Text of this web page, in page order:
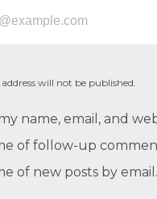
will not be published.
name, email, and
of follow-up
of new posts by email.